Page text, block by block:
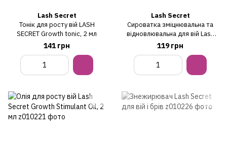
Lash Secret
Тонік для росту вій LASH
SECRET Growth tonic, 2 мл
141 грн
Lash Secret
Сироватка зміцнювальна та
відновлювальна для вій Lash
Secret Protective Serum, 2 мл
119 грн